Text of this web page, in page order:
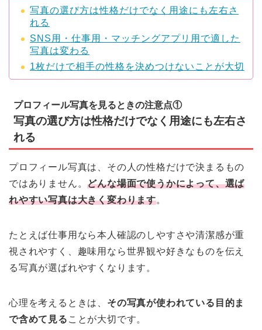
写真の選び方は性格だけでなく用途にも左右さ
れる
SNS用・仕事用・マッチングアプリ用で適した
写真は変わる
1枚だけで相手の性格を決めつけないことが大切
プロフィール写真を見るときの注意点①
写真の選び方は性格だけでなく用途にも左右さ
れる
プロフィール写真は、その人の性格だけで決まるもの
ではありません。どんな場面で使うかによって、選ば
れやすい写真は大きく変わります。
たとえば仕事用なら本人確認のしやすさや清潔感が重
視されやすく、趣味用なら世界観や好きなものを伝え
る写真が選ばれやすくなります。
心理を考えるときは、 その写真が使われている目的ま
で含めて見る ことが大切です。